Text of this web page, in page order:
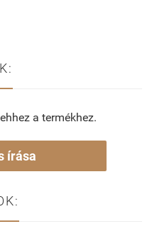
a termékhez.
írása